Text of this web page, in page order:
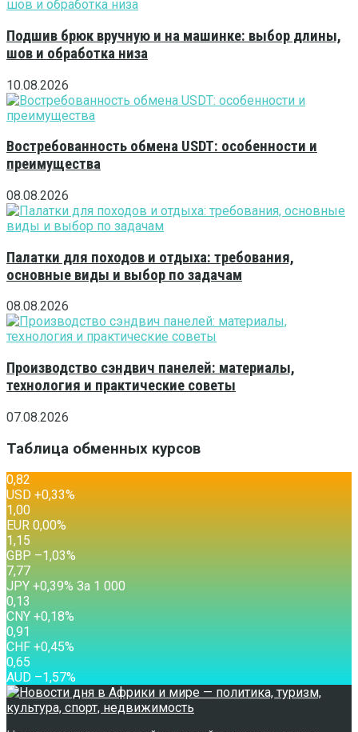
Подшив брюк вручную и на машинке: выбор длины,
шов и обработка низа
10.08.2026
Востребованность обмена USDT: особенности и
преимущества
08.08.2026
Палатки для походов и отдыха: требования,
основные виды и выбор по задачам
08.08.2026
Производство сэндвич панелей: материалы,
технология и практические советы
07.08.2026
Таблица обменных курсов
0,82
USD +0,33%
1,00
EUR 0,00%
1,15
GBP –1,03%
7,77
JPY +0,39% За 1 000
0,13
CNY +0,18%
0,91
CHF +0,45%
0,65
AUD –1,57%